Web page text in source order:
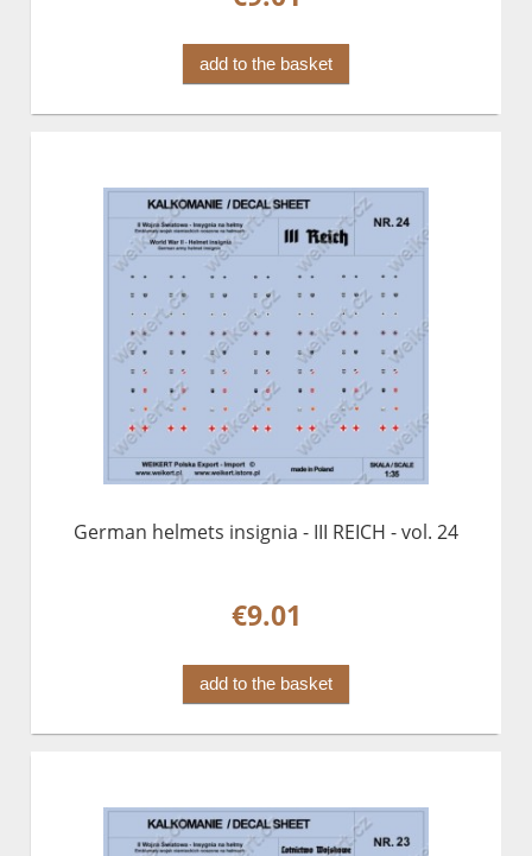
add to the basket
German helmets insignia - III REICH - vol. 24
€9.01
add to the basket